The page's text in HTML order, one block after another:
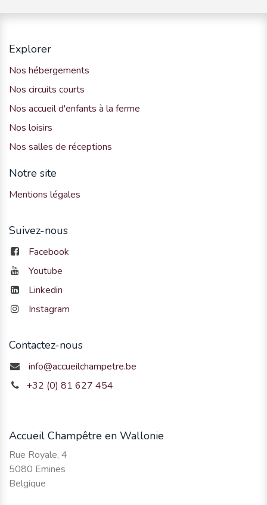
Explorer
Nos hébergements
Nos circuits courts
Nos accueil d'enfants à la ferme
Nos loisirs
Nos salles de réceptions
Notre site
Mentions légales
Suivez-nous
Facebook
Youtube
Linkedin
Instagram
Contactez-nous
info@accueilchampetre.be
+32 (0) 81 627 454
Accueil Champêtre en Wallonie
Rue Royale, 4
5080 Emines
Belgique